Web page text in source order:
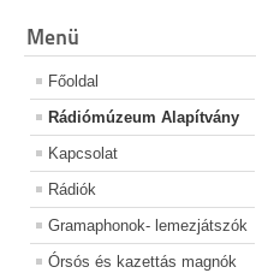
Menü
Főoldal
Rádiómúzeum Alapítvány
Kapcsolat
Rádiók
Gramaphonok- lemezjátszók
Órsós és kazettás magnók